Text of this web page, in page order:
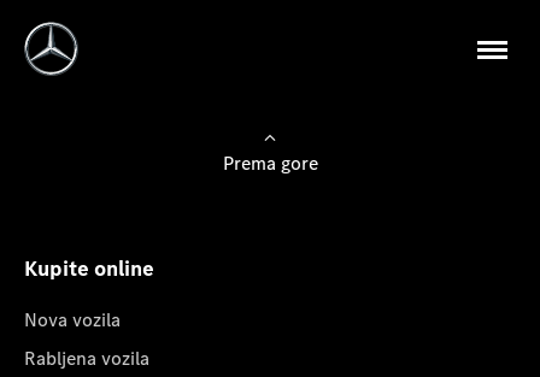
Prema gore
Kupite online
Nova vozila
Rabljena vozila